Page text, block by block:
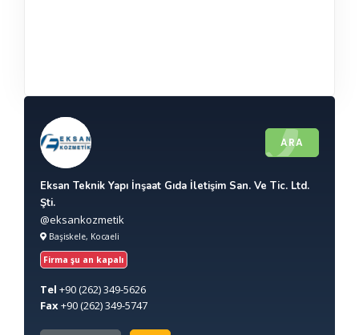
ARA
Eksan Teknik Yapı İnşaat Gıda İletişim San. Ve Tic. Ltd.
Şti.
@eksankozmetik
Başiskele, Kocaeli
Firma şu an kapalı
Tel +90(262) 349-5626
Fax+90(262) 349-5747